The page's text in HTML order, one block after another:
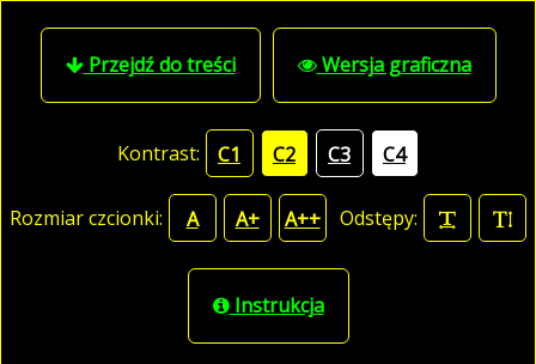
Przejdź do treści Wersja graficzna
Kontrast: C1 C2 C3 C4
Rozmiar czcionki: A A+ A++ Odstępy:
Instrukcja